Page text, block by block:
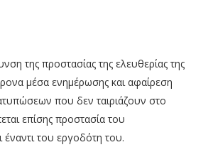
της προστασίας της ελευθερίας της
μέσα ενημέρωσης και αφαίρεση
που δεν ταιριάζουν στο
επίσης προστασία του
του εργοδότη του.